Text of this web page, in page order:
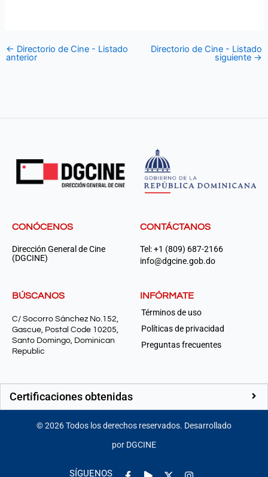
← Directorio de Cine - Listado
anterior
Directorio de Cine - Listado
siguiente →
CONÓCENOS
Dirección General de Cine
(DGCINE)
CONTÁCTANOS
Tel: +1 (809) 687-2166
info@dgcine.gob.do
BÚSCANOS
C/ Socorro Sánchez No.152,
Gascue, Postal Code 10205,
Santo Domingo, Dominican
Republic
INFÓRMATE
Términos de uso
Políticas de privacidad
Preguntas frecuentes
Certificaciones obtenidas
©2026Todos los derechos reservados. Desarrollado
por DGCINE
SÍGUENOS
Facebook-
Play Instagram